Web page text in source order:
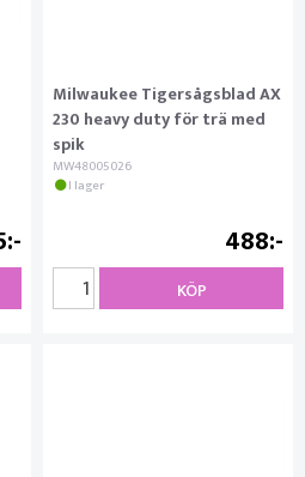
Milwaukee Tigersågsblad AX
230 heavy duty för trä med
spik
MW48005026
I lager
488
KÖP